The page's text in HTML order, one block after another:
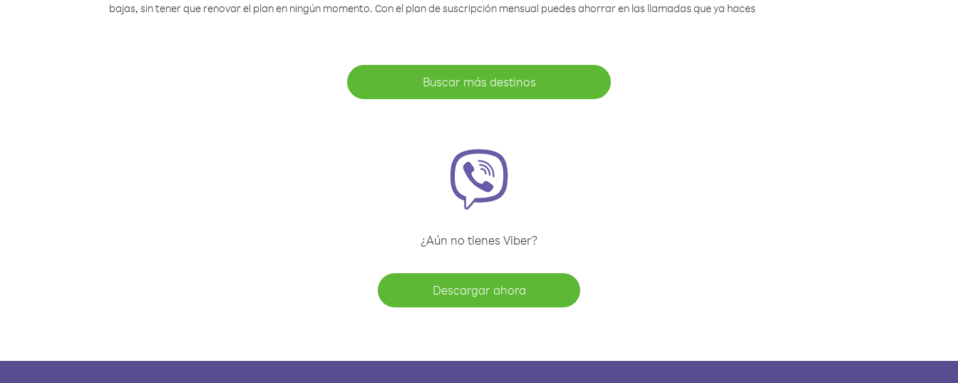
bajas, sin tener que renovar el plan en ningún momento. Con el plan de suscripción mensual puedes ahorrar en las llamadas que ya haces
Buscar más destinos
¿Aún no tienes Viber?
Descargar ahora